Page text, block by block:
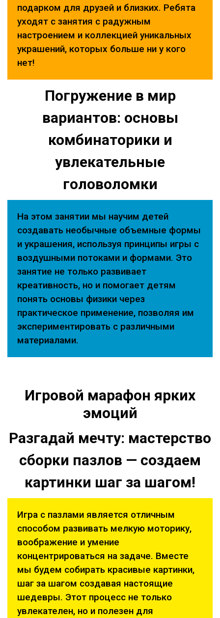
подарком для друзей и близких. Ребята
уходят с занятия с радужным
настроением и коллекцией уникальных
украшений, которых больше ни у кого
нет!
Погружение в мир
вариантов: основы
комбинаторики и
увлекательные
головоломки
На этом занятии мы научим детей
создавать необычные объемные формы
и украшения, используя принципы игры с
воздушными потоками и формами. Это
занятие не только развивает
креативность, но и помогает детям
понять основы физики через
практическое применение, позволяя им
экспериментировать с различными
материалами.
Игровой марафон ярких
эмоций
Разгадай мечту: мастерство
сборки пазлов — создаем
картинки шаг за шагом!
Игра с пазлами является отличным
способом развивать мелкую моторику,
воображение и умение
концентрироваться на задаче. Вместе
мы будем собирать красивые картинки,
шаг за шагом создавая настоящие
шедевры. Этот процесс не только
увлекателен, но и полезен для